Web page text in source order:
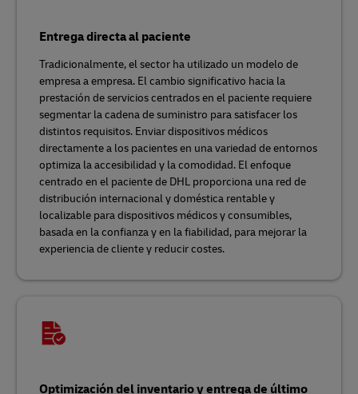
Entrega directa al paciente
Tradicionalmente, el sector ha utilizado un modelo de
empresa a empresa. El cambio significativo hacia la
prestación de servicios centrados en el paciente requiere
segmentar la cadena de suministro para satisfacer los
distintos requisitos. Enviar dispositivos médicos
directamente a los pacientes en una variedad de entornos
optimiza la accesibilidad y la comodidad. El enfoque
centrado en el paciente de DHL proporciona una red de
distribución internacional y doméstica rentable y
localizable para dispositivos médicos y consumibles,
basada en la confianza y en la fiabilidad, para mejorar la
experiencia de cliente y reducir costes.
Optimización del inventario y entrega de último